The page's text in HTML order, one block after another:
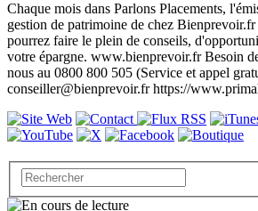
Chaque mois dans Parlons Placements,
gestion de patrimoine de chez
pourrez faire le plein de conseils,
votre épargne. www.bienprevoir.fr Besoin
nous au 0800 800 505 (Service et appel
conseiller@bienprevoir.fr https://